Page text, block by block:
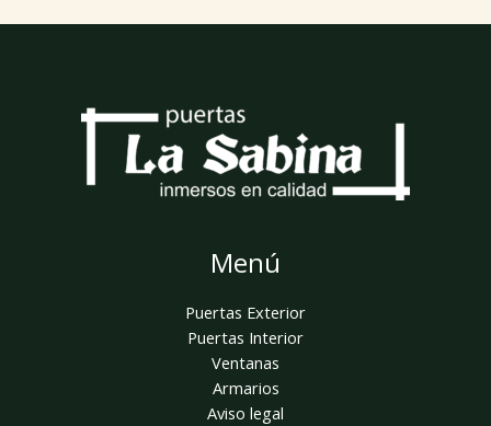
Menú
Puertas Exterior
Puertas Interior
Ventanas
Armarios
Aviso legal